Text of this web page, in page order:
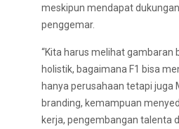
meskipun mendapat
penggemar.
“Kita harus melihat gambaran
holistik, bagaimana F1 bisa
hanya perusahaan tetapi juga
branding, kemampuan
kerja, pengembangan talenta